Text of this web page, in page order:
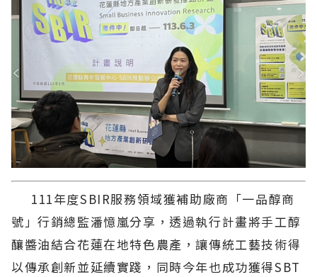
111年度SBIR服務領域獲補助廠商「一品醇商
號」行銷總監潘憶嵐分享，透過執行計畫將手工醇
釀醬油結合花蓮在地特色農產，讓傳統工藝技術得
以傳承創新並延續實踐，同時今年也成功獲得SBT